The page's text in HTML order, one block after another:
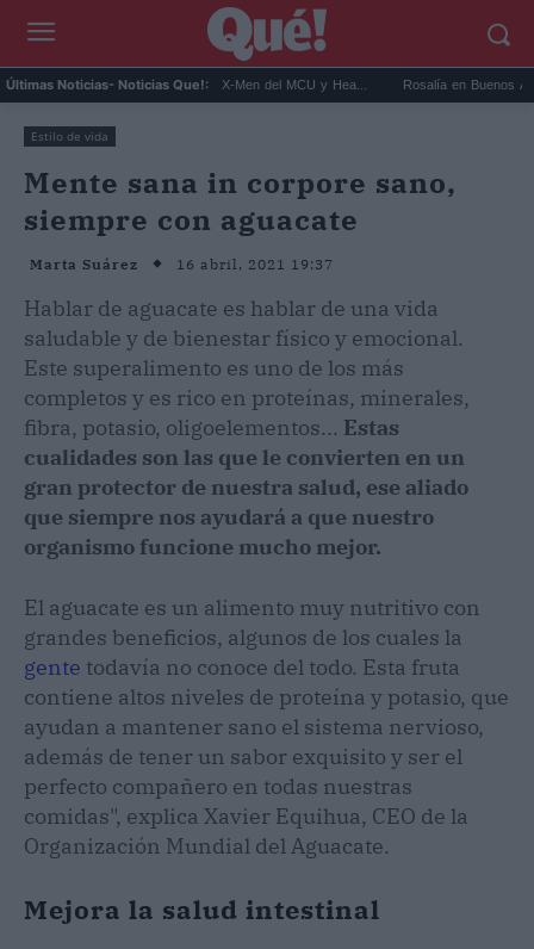
Últimas Noticias- Noticias Que!:
será Cíclope en los X-Men del MCU y Hea... Rosalía en Buenos Aires:
Estilo de vida
Mente sana in corpore sano,
siempre con aguacate
Marta Suárez 16 abril, 2021 19:37
Hablar de aguacate es hablar de una vida
saludable y de bienestar físico y emocional.
Este superalimento es uno de los más
completos y es rico en proteínas, minerales,
fibra, potasio, oligoelementos... Estas
cualidades son las que le convierten en un
gran protector de nuestra salud, ese aliado
que siempre nos ayudará a que nuestro
organismo funcione mucho mejor.
El aguacate es un alimento muy nutritivo con
grandes beneficios, algunos de los cuales la
gente todavía no conoce del todo. Esta fruta
contiene altos niveles de proteína y potasio, que
ayudan a mantener sano el sistema nervioso,
además de tener un sabor exquisito y ser el
perfecto compañero en todas nuestras
comidas", explica Xavier Equihua, CEO de la
Organización Mundial del Aguacate.
Mejora la salud intestinal